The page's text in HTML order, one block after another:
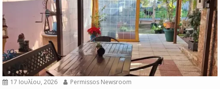
17 Ιουλίου, 2026 Permissos Newsroom